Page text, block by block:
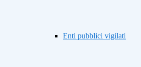
Enti pubblici vigilati